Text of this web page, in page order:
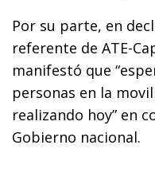
Por su parte, en
referente de ATE-
manifestó que
personas en la
realizando hoy” en
Gobierno nacional.